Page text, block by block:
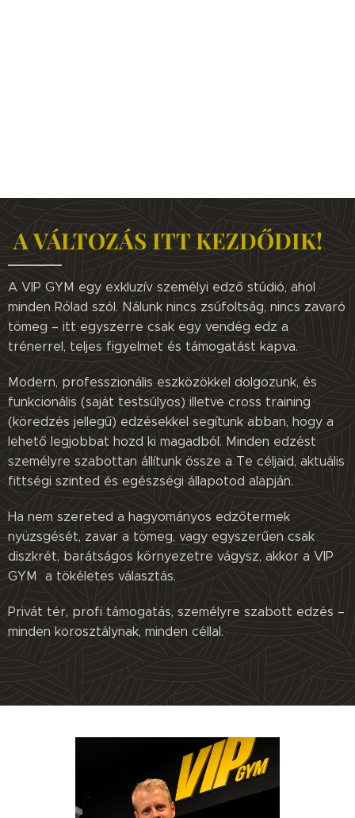
A VÁLTOZÁS ITT KEZDŐDIK!
A VIP GYM egy exkluzív személyi edző stúdió, ahol
minden Rólad szól. Nálunk nincs zsúfoltság, nincs zavaró
tömeg – itt egyszerre csak egy vendég edz a
trénerrel, teljes figyelmet és támogatást kapva.
Modern, professzionális eszközökkel dolgozunk, és
funkcionális (saját testsúlyos) illetve cross training
(köredzés jellegű) edzésekkel segítünk abban, hogy a
lehető legjobbat hozd ki magadból. Minden edzést
személyre szabottan állítunk össze a Te céljaid, aktuális
fittségi szinted és egészségi állapotod alapján.
Ha nem szereted a hagyományos edzőtermek
nyüzsgését, zavar a tömeg, vagy egyszerűen csak
diszkrét, barátságos környezetre vágysz, akkor a VIP
GYM a tökéletes választás.
Privát tér, profi támogatás, személyre szabott edzés –
minden korosztálynak, minden céllal.